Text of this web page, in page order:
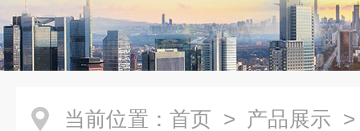
当前位置： 首页 > 产品展示